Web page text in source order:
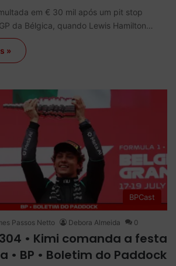
em € 30 mil após um pit stop
da Bélgica, quando Lewis Hamilton…
»
BPCast
Passos Netto Debora Almeida 0
• Kimi comanda a festa
• BP • Boletim do Paddock